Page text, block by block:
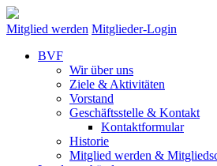
Mitglied werden Mitglieder-Login
BVF
Wir über uns
Ziele & Aktivitäten
Vorstand
Geschäftsstelle & Kontakt
Kontaktformular
Historie
Mitglied werden &